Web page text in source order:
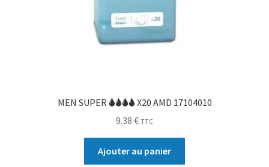
MEN SUPER 🌢🌢🌢🌢 X20 AMD 17104010
9.38 € TTC
Ajouter au panier